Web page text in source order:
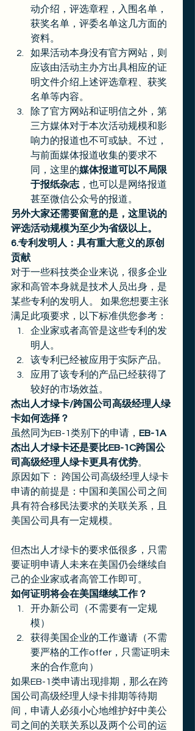
动介绍，评选章程，入围名单，
获奖名单，评委名单这几方面的
资料。
如果活动本身没有官方网站，则
应该由活动主办方出具相应的证
明文件介绍上述评选章程、获奖
名单等内容。
除了官方网站和证明信之外，第
三方媒体对于本次活动规模和影
响力的报道也不可或缺。不过，
与前面媒体报道收集的要求不
同，这里的媒体报道可以不局限
于报纸杂志 ，也可以是网络报道
甚至微信公众号的报道。
另外大家还需要留意的是，这里说的
评选活动规模为至少为省级以上。
6.专利发明人：具有重大意义的原创
贡献
对于一些科技类企业来说，很多企业
家和高管本身就是技术人员出身，是
某些专利的发明人。 如果您想要主张
满足此项要求，以下标准供您参考：
企业家或者高管是这些专利的发
明人。
该专利已经被应用于实际产品。
应用了该专利的产品已经获得了
较好的市场效益。
杰出人才绿卡/跨国公司高级经理人绿
卡如何选择？
虽然同为EB-1类别下的申请， EB-1A
杰出人才绿卡还是要比EB-1C跨国公
司高级经理人绿卡更具有优势。
原因如下： 跨国公司高级经理人绿卡
申请的前提是：中国和美国公司之间
具有符合移民法要求的关联关系，且
美国公司具有一定规模。
但杰出人才绿卡的要求低很多，只需
要证明申请人未来在美国仍会继续自
己的企业家或者高管工作即可。
如何证明将会在美国继续工作？
开办新公司（不需要有一定规
模）
获得美国企业的工作邀请（不需
要严格的工作offer，只需证明未
来的合作意向）
如果EB-1类申请出现排期，那么在跨
国公司高级经理人绿卡排期等待期
间，申请人必须小心地维护好中美公
司之间的关联关系以及两个公司的运